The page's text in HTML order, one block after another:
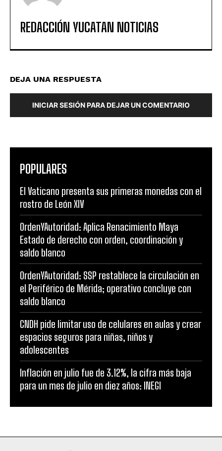
REDACCIÓN YUCATAN NOTICIAS
DEJA UNA RESPUESTA
INICIAR SESIÓN PARA DEJAR UN COMENTARIO
POPULARES
El Vaticano presenta sus primeras monedas con el
rostro de León XIV
OrdenYAutoridad: Aplica Renacimiento Maya
Estado de derecho con orden, coordinación y
saldo blanco
OrdenYAutoridad: SSP restablece la circulación en
el Periférico de Mérida; operativo concluye con
saldo blanco
CNDH pide limitar uso de celulares en aulas y crear
espacios seguros para niñas, niños y
adolescentes
Inflación en julio fue de 3.12%, la cifra más baja
para un mes de julio en diez años: INEGI